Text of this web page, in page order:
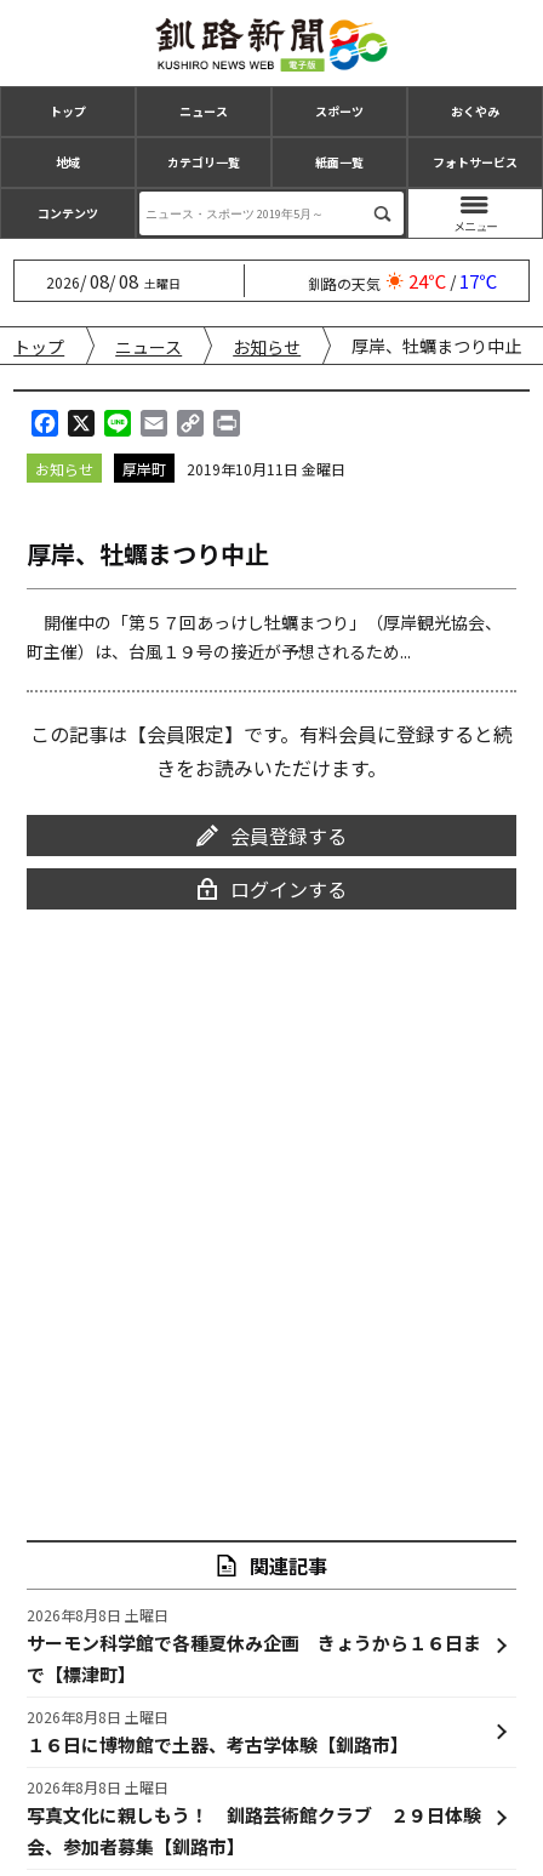
トップ ニュース スポーツ おくやみ
地域 カテゴリ一覧 紙面一覧 フォトサービス
コンテンツ
2026/08/08 土曜日 釧路の天気 24℃/17℃
トップ ニュース お知らせ 厚岸、牡蠣まつり中止
a
c
o
o
k
i
n
m
a
p
i
n
k
i
お知らせ 厚岸町 2019年10月11日 金曜日
厚岸、牡蠣まつり中止
開催中の「第５７回あっけし牡蠣まつり」（厚岸観光協会、
町主催）は、台風１９号の接近が予想されるため...
この記事は【会員限定】です。有料会員に登録すると続
きをお読みいただけます。
会員登録する
ログインする
関連記事
サーモン科学館で各種夏休み企画 きょうから１６日ま
で【標津町】
2026年8月8日 土曜日
１６日に博物館で土器、考古学体験【釧路市】
2026年8月8日 土曜日
写真文化に親しもう！ 釧路芸術館クラブ ２９日体験
会、参加者募集【釧路市】
2026年8月8日 土曜日